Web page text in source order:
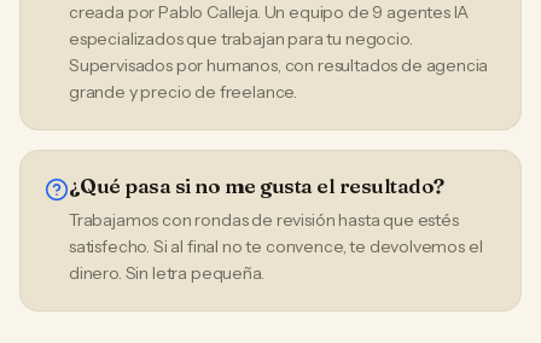
creada por Pablo Calleja. Un equipo de 9 agentes IA
especializados que trabajan para tu negocio.
Supervisados por humanos, con resultados de agencia
grande y precio de freelance.
¿Qué pasa si no me gusta el resultado?
Trabajamos con rondas de revisión hasta que estés
satisfecho. Si al final no te convence, te devolvemos el
dinero. Sin letra pequeña.